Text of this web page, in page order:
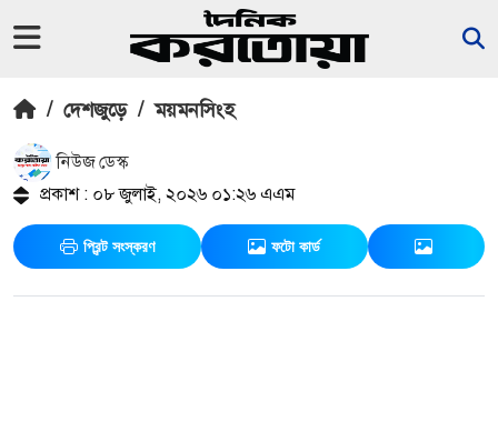
/ দেশজুড়ে / ময়মনসিংহ
নিউজ ডেস্ক
প্রকাশ : ০৮ জুলাই, ২০২৬ ০১:২৬ এএম
প্রিন্ট সংস্করণ ফটো কার্ড